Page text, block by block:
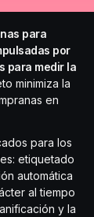
para
por
para medir la
minimiza la
en
para los
etiquetado
automática
al tiempo
y la